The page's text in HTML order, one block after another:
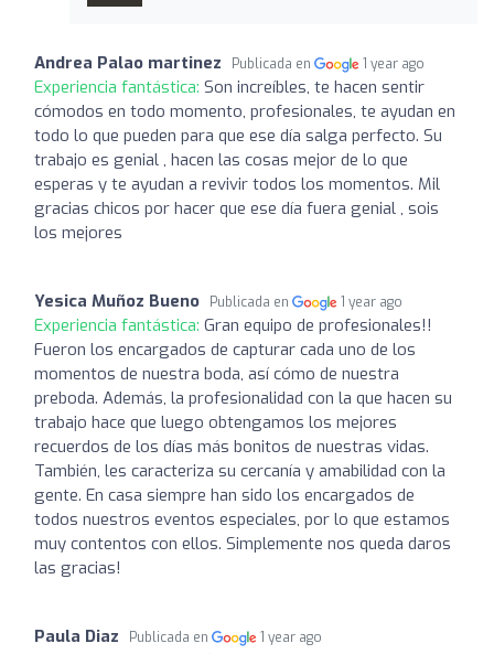
Andrea Palao martinez Publicada en 1 year ago
Experiencia fantástica: Son increíbles, te hacen sentir
cómodos en todo momento, profesionales, te ayudan en
todo lo que pueden para que ese día salga perfecto. Su
trabajo es genial , hacen las cosas mejor de lo que
esperas y te ayudan a revivir todos los momentos. Mil
gracias chicos por hacer que ese día fuera genial , sois
los mejores
Yesica Muñoz Bueno Publicada en 1 year ago
Experiencia fantástica: Gran equipo de profesionales!!
Fueron los encargados de capturar cada uno de los
momentos de nuestra boda, así cómo de nuestra
preboda. Además, la profesionalidad con la que hacen su
trabajo hace que luego obtengamos los mejores
recuerdos de los días más bonitos de nuestras vidas.
También, les caracteriza su cercanía y amabilidad con la
gente. En casa siempre han sido los encargados de
todos nuestros eventos especiales, por lo que estamos
muy contentos con ellos. Simplemente nos queda daros
las gracias!
Paula Diaz Publicada en 1 year ago